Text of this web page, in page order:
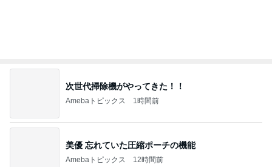
次世代掃除機がやってきた！！
Amebaトピックス 1時間前
美優 忘れていた圧縮ポーチの機能
Amebaトピックス 12時間前